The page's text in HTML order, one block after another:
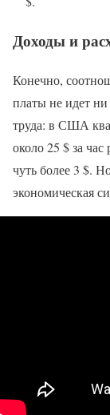
Доходы и
Конечно,
платы не идет ни
труда: в США
около 25 $ за
чуть более 3 $.
экономическая